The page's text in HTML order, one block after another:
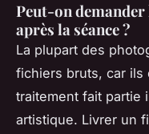
Peut-on
après la séance ?
La plupart des
fichiers bruts, car
traitement fait partie
artistique. Livrer un